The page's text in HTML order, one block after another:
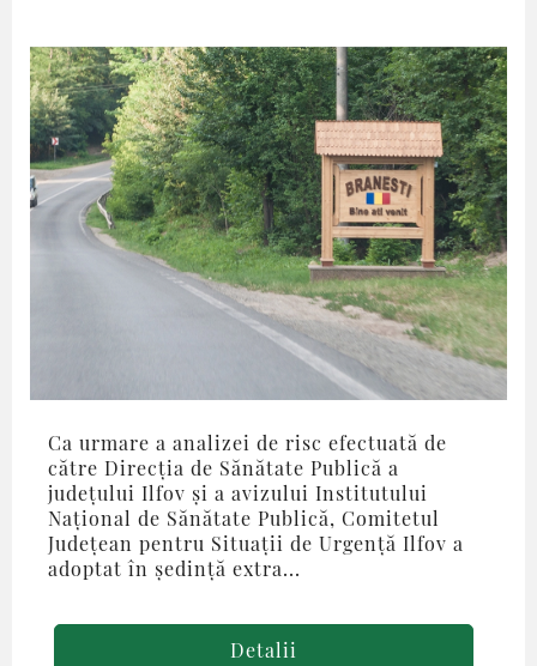
Ca urmare a analizei de risc efectuată de
către Direcția de Sănătate Publică a
județului Ilfov și a avizului Institutului
Național de Sănătate Publică, Comitetul
Județean pentru Situații de Urgență Ilfov a
adoptat în ședință extra...
Detalii